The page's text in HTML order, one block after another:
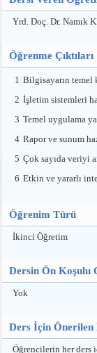
Yrd. Doç. Dr. Namık
Öğrenme Çıktıları
1 Bilgisayarın temel
2 İşletim sistemleri
3 Temel uygulama
4 Rapor ve sunum
5 Çok sayıda veriyi
6 Etkin ve yararlı
Öğrenim Türü
İkinci Öğretim
Dersin Ön Koşulu
Yok
Ders İçin Önerilen
Öğrencilerin her ders